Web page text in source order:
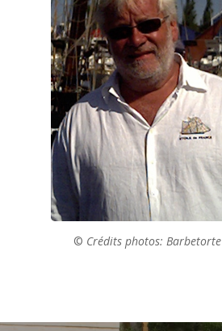
© Crédits photos: Barbetorte